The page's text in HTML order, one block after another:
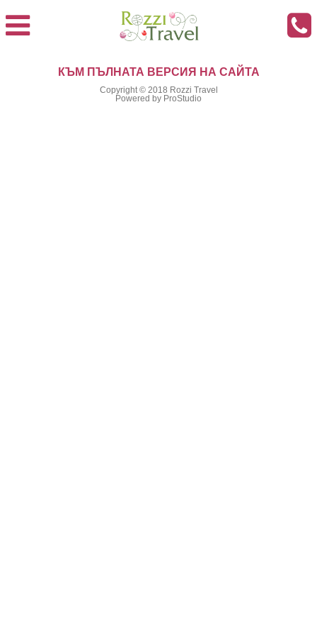
КЪМ ПЪЛНАТА ВЕРСИЯ НА САЙТА
Copyright © 2018 Rozzi Travel
Powered by ProStudio